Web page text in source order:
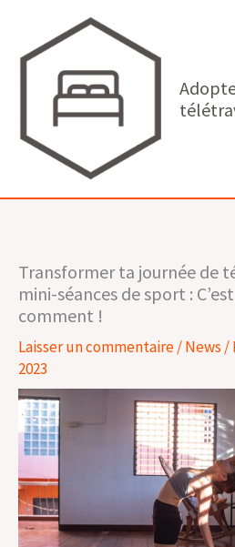
Transformer ta journée de
mini-séances de sport :
comment !
Laisser un commentaire/News /
2023